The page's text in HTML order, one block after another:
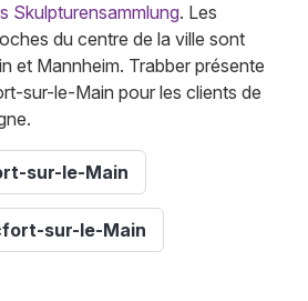
Skulpturensammlung. Les
du centre de la ville sont
et Mannheim. Trabber présente
sur-le-Main pour les clients de
sur-le-Main
sur-le-Main